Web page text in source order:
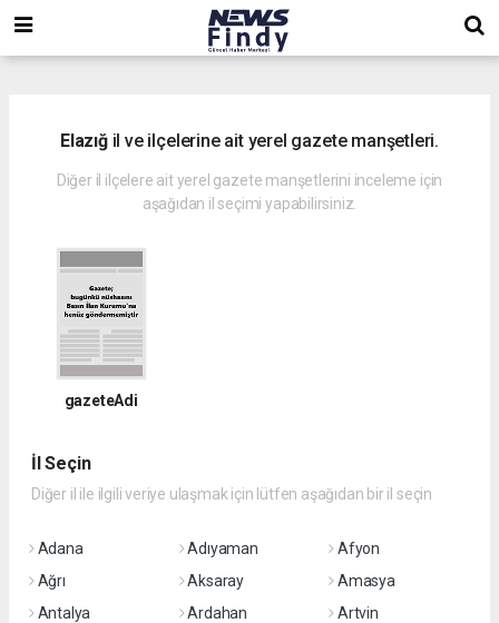
Elazığil ve ilçelerine ait yerel gazete manşetleri.
Diğer il ilçelere ait yerel gazete manşetlerini inceleme için
aşağıdan il seçimi yapabilirsiniz.
gazeteAdi
İl Seçin
Diğer il ile ilgili veriye ulaşmak için lütfen aşağıdan bir il seçin
Adana Adıyaman
Afyon
Ağrı
Aksaray
Amasya
Antalya
Ardahan
Artvin